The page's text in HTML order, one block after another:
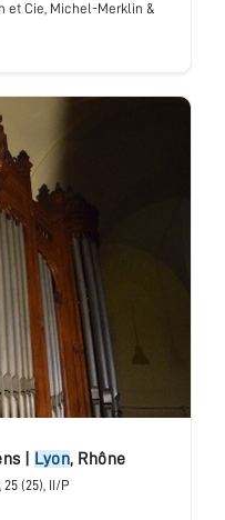
et Cie, Michel-Merklin &
| Lyon, Rhône
, 25 (25), II/P